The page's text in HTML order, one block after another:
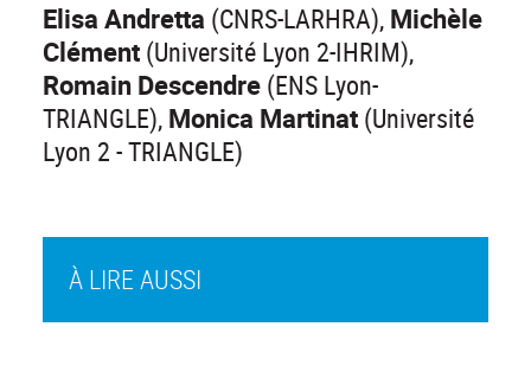
À LIRE AUSSI
Elisa Andretta (CNRS-LARHRA), Michèle
Clément (Université Lyon 2-IHRIM),
Romain Descendre (ENS Lyon-
TRIANGLE), Monica Martinat (Université
Lyon 2 - TRIANGLE)